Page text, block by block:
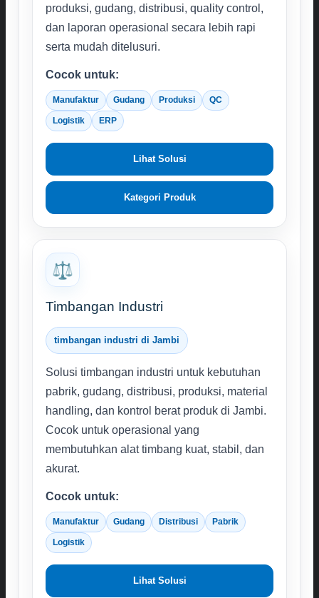
produksi, gudang, distribusi, quality control,
dan laporan operasional secara lebih rapi
serta mudah ditelusuri.
Cocok untuk:
Manufaktur Gudang Produksi QC
Logistik ERP
Lihat Solusi
Kategori Produk
⚖️
Timbangan Industri
timbangan industri di Jambi
Solusi timbangan industri untuk kebutuhan
pabrik, gudang, distribusi, produksi, material
handling, dan kontrol berat produk di Jambi.
Cocok untuk operasional yang
membutuhkan alat timbang kuat, stabil, dan
akurat.
Cocok untuk:
Manufaktur Gudang Distribusi Pabrik
Logistik
Lihat Solusi